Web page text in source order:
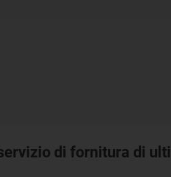
di fornitura di